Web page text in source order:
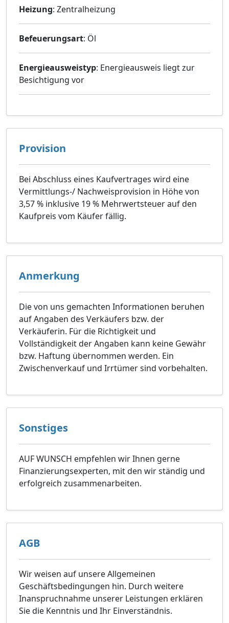
Heizung: Zentralheizung
Befeuerungsart: Öl
Energieausweistyp: Energieausweis liegt zur
Besichtigung vor
Provision
Bei Abschluss eines Kaufvertrages wird eine
Vermittlungs-/ Nachweisprovision in Höhe von
3,57 % inklusive 19 % Mehrwertsteuer auf den
Kaufpreis vom Käufer fällig.
Anmerkung
Die von uns gemachten Informationen beruhen
auf Angaben des Verkäufers bzw. der
Verkäuferin. Für die Richtigkeit und
Vollständigkeit der Angaben kann keine Gewähr
bzw. Haftung übernommen werden. Ein
Zwischenverkauf und Irrtümer sind vorbehalten.
Sonstiges
AUF WUNSCH empfehlen wir Ihnen gerne
Finanzierungsexperten, mit den wir ständig und
erfolgreich zusammenarbeiten.
AGB
Wir weisen auf unsere Allgemeinen
Geschäftsbedingungen hin. Durch weitere
Inanspruchnahme unserer Leistungen erklären
Sie die Kenntnis und Ihr Einverständnis.